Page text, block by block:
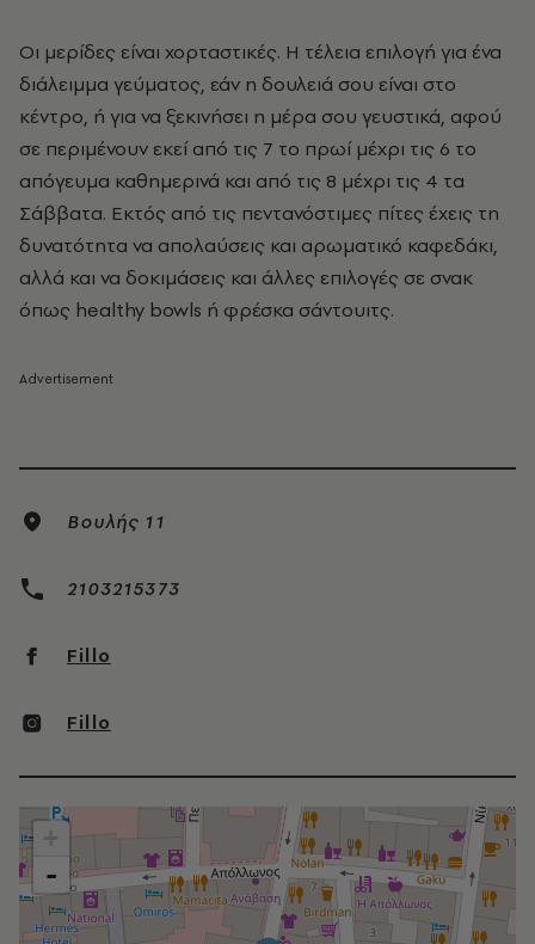
Οι μερίδες είναι χορταστικές. Η τέλεια επιλογή για ένα
διάλειμμα γεύματος, εάν η δουλειά σου είναι στο
κέντρο, ή για να ξεκινήσει η μέρα σου γευστικά, αφού
σε περιμένουν εκεί από τις 7 το πρωί μέχρι τις 6 το
απόγευμα καθημερινά και από τις 8 μέχρι τις 4 τα
Σάββατα. Εκτός από τις πεντανόστιμες πίτες έχεις τη
δυνατότητα να απολαύσεις και αρωματικό καφεδάκι,
αλλά και να δοκιμάσεις και άλλες επιλογές σε σνακ
όπως healthy bowls ή φρέσκα σάντουιτς.
Βουλής 11
2103215373
Fillo
Fillo
-